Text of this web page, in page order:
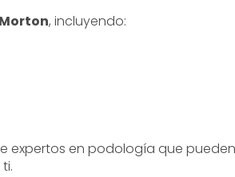
, incluyendo:
expertos en podología que